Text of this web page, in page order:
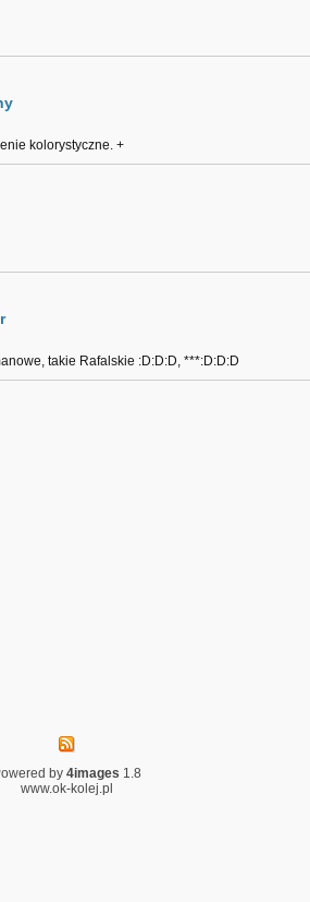
kolorystyczne. +
takie Rafalskie :D:D:D, ***:D:D:D
by 4images 1.8
www.ok-kolej.pl